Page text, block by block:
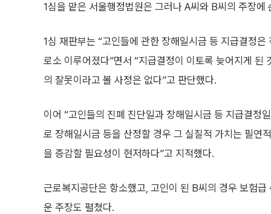
1심을 맡은 서울행정법원은 그러나 A씨와 B씨의 주장에
1심 재판부는 “고인들에 관한 장해일시금 등 지급결정
로소 이루어졌다”면서 “지급결정이 이토록 늦어지게
의 잘못이라고 볼 사정은 없다”고 판단했다.
이어 “고인들의 진폐 진단일과 장해일시금 등 지급결정
로 장해일시금 등을 산정할 경우 그 실질적 가치는 필연
을 증감할 필요성이 현저하다”고 지적했다.
근로복지공단은 항소했고, 고인이 된 B씨의 경우 보험
운 주장도 펼쳤다.